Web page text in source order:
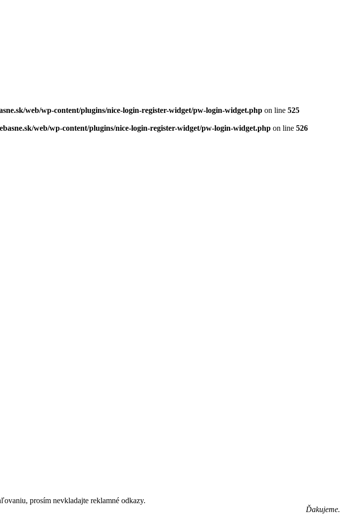
web/wp-content/plugins/nice-login-register-widget/pw-login-widget.php on line 525
web/wp-content/plugins/nice-login-register-widget/pw-login-widget.php on line 526
prosím nevkladajte reklamné odkazy.
Ďakujeme.